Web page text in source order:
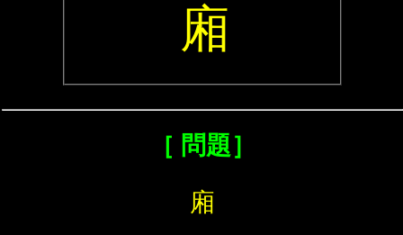
廂
［ 問題］
廂